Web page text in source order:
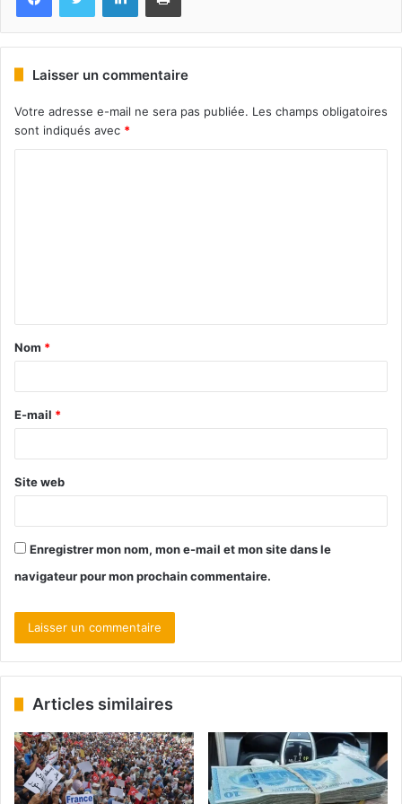
Laisser un commentaire
Votre adresse e-mail ne sera pas publiée. Les champs obligatoires
sont indiqués avec *
Nom *
E-mail *
Site web
Enregistrer mon nom, mon e-mail et mon site dans le
navigateur pour mon prochain commentaire.
Articles similaires